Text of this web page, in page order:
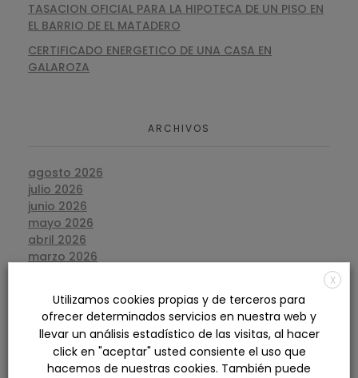
TASACION OFICIAL PARA LA HIPOTECA DE UN PISO EN
EL BARRIO DE EL MATADERO
CERTIFICADO ENERGETICO DE UNA CASA EN
GALAROZA
ARCHIVOS
agosto 2026
julio 2026
junio 2026
mayo 2026
abril 2026
marzo 2026
diciembre 2025
noviembre 2025
octubre 2025
septiembre 2025
agosto 2025
X
Utilizamos cookies propias y de terceros para
ofrecer determinados servicios en nuestra web y
llevar un análisis estadístico de las visitas, al hacer
click en "aceptar" usted consiente el uso que
hacemos de nuestras cookies. También puede